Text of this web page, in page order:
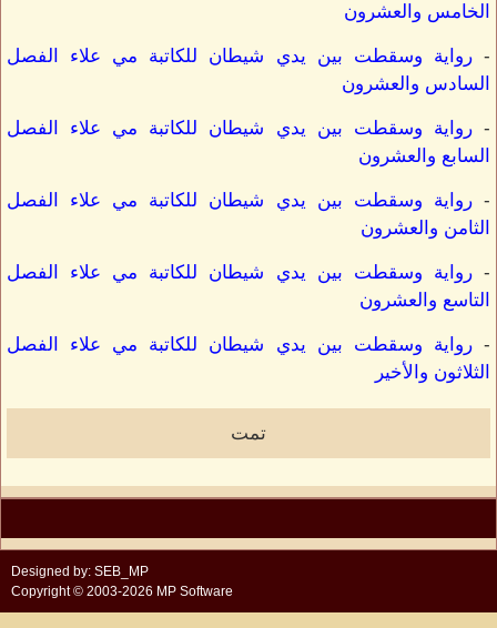
الخامس والعشرون
-رواية وسقطت بين يدي شيطان للكاتبة مي علاء الفصل
السادس والعشرون
-رواية وسقطت بين يدي شيطان للكاتبة مي علاء الفصل
السابع والعشرون
-رواية وسقطت بين يدي شيطان للكاتبة مي علاء الفصل
الثامن والعشرون
-رواية وسقطت بين يدي شيطان للكاتبة مي علاء الفصل
التاسع والعشرون
-رواية وسقطت بين يدي شيطان للكاتبة مي علاء الفصل
الثلاثون والأخير
تمت
Designed by: SEB_MP
Copyright © 2003-2026 MP Software